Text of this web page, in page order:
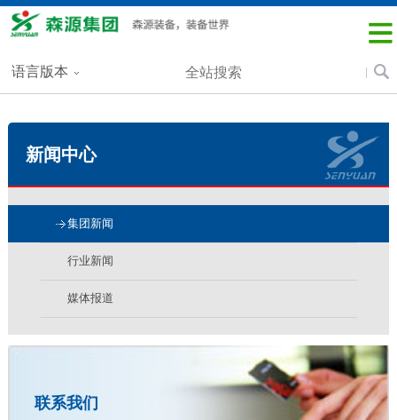
语言版本
新闻中心
集团新闻
行业新闻
媒体报道
联系我们